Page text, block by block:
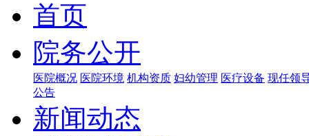
首页
院务公开
医院概况 医院环境 机构资质 妇幼管理 医疗设备 现任领
公告
新闻动态